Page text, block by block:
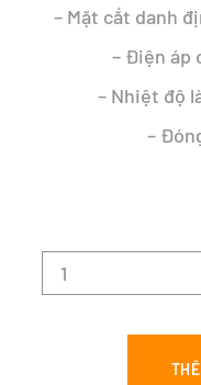
– Mặt cắt danh
– Điện áp
– Nhiệt độ
–